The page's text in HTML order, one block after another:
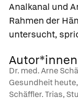
Analkanal und
Rahmen der
untersucht,
Autor*innen
Dr. med. Arne
Gesundheit
Schäffler. Trias,